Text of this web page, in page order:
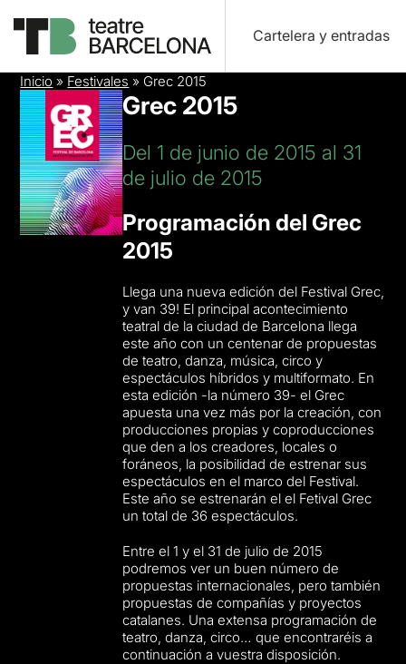
Cartelera y entradas
Inicio » Festivales » Grec 2015
Grec 2015
Del 1 de junio de 2015 al 31
de julio de 2015
Programación del Grec
2015
Llega una nueva edición del Festival Grec,
y van 39! El principal acontecimiento
teatral de la ciudad de Barcelona llega
este año con un centenar de propuestas
de teatro, danza, música, circo y
espectáculos híbridos y multiformato. En
esta edición -la número 39- el Grec
apuesta una vez más por la creación, con
producciones propias y coproducciones
que den a los creadores, locales o
foráneos, la posibilidad de estrenar sus
espectáculos en el marco del Festival.
Este año se estrenarán el el Fetival Grec
un total de 36 espectáculos.
Entre el 1 y el 31 de julio de 2015
podremos ver un buen número de
propuestas internacionales, pero también
propuestas de compañías y proyectos
catalanes. Una extensa programación de
teatro, danza, circo… que encontraréis a
continuación a vuestra disposición.